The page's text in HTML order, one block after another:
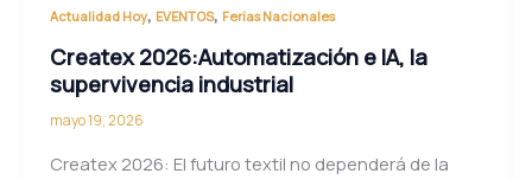
Actualidad Hoy, EVENTOS, Ferias Nacionales
Createx 2026:Automatización e IA, la
supervivencia industrial
mayo 19, 2026
Createx 2026: El futuro textil no dependerá de la